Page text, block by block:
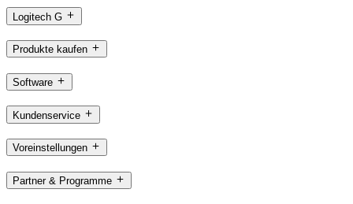
Logitech G
Produkte kaufen
Software
Kundenservice
Voreinstellungen
Partner & Programme